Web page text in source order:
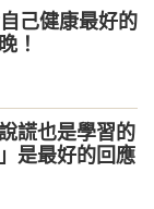
己健康最好的
！
謊也是學習的
是最好的回應